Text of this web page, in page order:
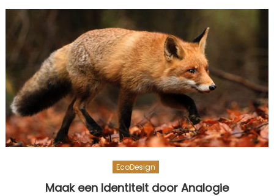
EcoDesign
Maak een Identiteit door Analogie